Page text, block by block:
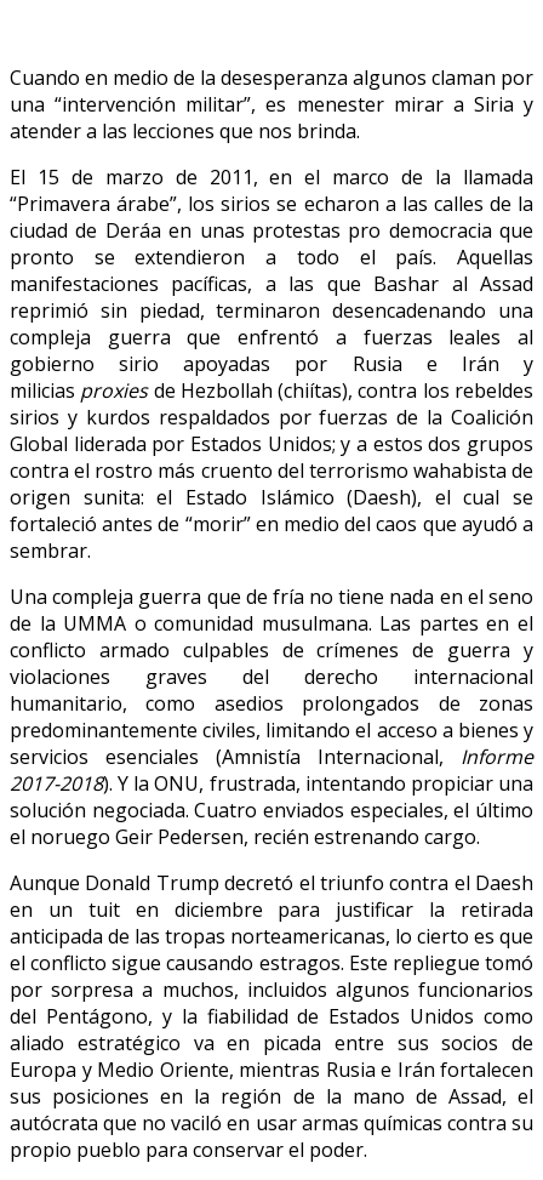
Cuando en medio de la desesperanza algunos claman por
una “intervención militar”, es menester mirar a Siria y
atender a las lecciones que nos brinda.
El 15 de marzo de 2011, en el marco de la llamada
“Primavera árabe”, los sirios se echaron a las calles de la
ciudad de Deráa en unas protestas pro democracia que
pronto se extendieron a todo el país. Aquellas
manifestaciones pacíficas, a las que Bashar al Assad
reprimió sin piedad, terminaron desencadenando una
compleja guerra que enfrentó a fuerzas leales al
gobierno sirio apoyadas por Rusia e Irán y
milicias proxiesde Hezbollah (chiítas), contra los rebeldes
sirios y kurdos respaldados por fuerzas de la Coalición
Global liderada por Estados Unidos; y a estos dos grupos
contra el rostro más cruento del terrorismo wahabista de
origen sunita: el Estado Islámico (Daesh), el cual se
fortaleció antes de “morir” en medio del caos que ayudó a
sembrar.
Una compleja guerra que de fría no tiene nada en el seno
de la UMMA o comunidad musulmana. Las partes en el
conflicto armado culpables de crímenes de guerra y
violaciones graves del derecho internacional
humanitario, como asedios prolongados de zonas
predominantemente civiles, limitando el acceso a bienes y
servicios esenciales (Amnistía Internacional, Informe
2017-2018). Y la ONU, frustrada, intentando propiciar una
solución negociada. Cuatro enviados especiales, el último
el noruego Geir Pedersen, recién estrenando cargo.
Aunque Donald Trump decretó el triunfo contra el Daesh
en un tuit en diciembre para justificar la retirada
anticipada de las tropas norteamericanas, lo cierto es que
el conflicto sigue causando estragos. Este repliegue tomó
por sorpresa a muchos, incluidos algunos funcionarios
del Pentágono, y la fiabilidad de Estados Unidos como
aliado estratégico va en picada entre sus socios de
Europa y Medio Oriente, mientras Rusia e Irán fortalecen
sus posiciones en la región de la mano de Assad, el
autócrata que no vaciló en usar armas químicas contra su
propio pueblo para conservar el poder.